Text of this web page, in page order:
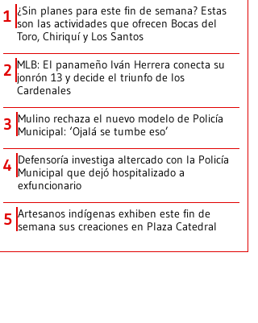
1 ¿Sin planes para este fin de semana? Estas
son las actividades que ofrecen Bocas del
Toro, Chiriquí y Los Santos
2 MLB: El panameño Iván Herrera conecta su
jonrón 13 y decide el triunfo de los
Cardenales
3 Mulino rechaza el nuevo modelo de Policía
Municipal: ‘Ojalá se tumbe eso’
4 Defensoría investiga altercado con la Policía
Municipal que dejó hospitalizado a
exfuncionario
5 Artesanos indígenas exhiben este fin de
semana sus creaciones en Plaza Catedral